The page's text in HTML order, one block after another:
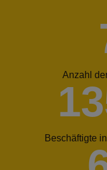
Anzahl
Beschäftigte